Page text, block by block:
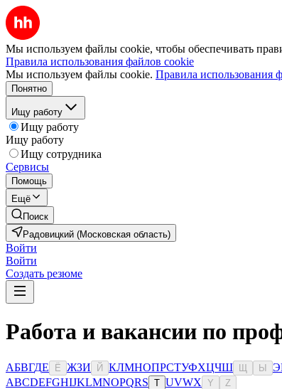
Мы используем файлы cookie, чтобы обеспечивать
Правила использования файлов cookie
Мы используем файлы cookie. Правила использования
Понятно
Ищу работу
Ищу работу
Ищу работу
Ищу сотрудника
Сервисы
Помощь
Ещё
Поиск
Радовицкий (Московская область)
Войти
Войти
Создать резюме
Работа и вакансии по
АБВГДЕ Ё ЖЗИ Й КЛМНОПРСТУФХЦЧШ Ы Э
ABCDEFGHIJKLMNOPQRS T UVWX Y Z